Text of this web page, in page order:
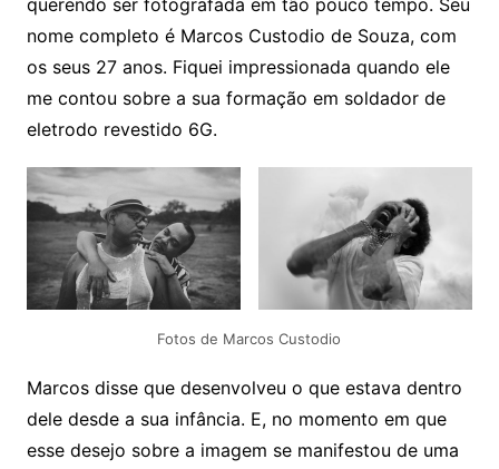
querendo ser fotografada em tão pouco tempo. Seu
nome completo é Marcos Custodio de Souza, com
os seus 27 anos. Fiquei impressionada quando ele
me contou sobre a sua formação em soldador de
eletrodo revestido 6G.
Fotos de Marcos Custodio
Marcos disse que desenvolveu o que estava dentro
dele desde a sua infância. E, no momento em que
esse desejo sobre a imagem se manifestou de uma